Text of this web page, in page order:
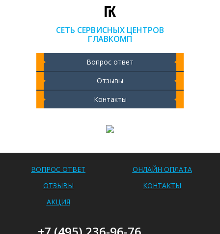
СЕТЬ СЕРВИСНЫХ ЦЕНТРОВ
ГЛАВКОМП
Вопрос ответ
Отзывы
Контакты
ВОПРОС ОТВЕТ
ОНЛАЙН ОПЛАТА
ОТЗЫВЫ
КОНТАКТЫ
АКЦИЯ